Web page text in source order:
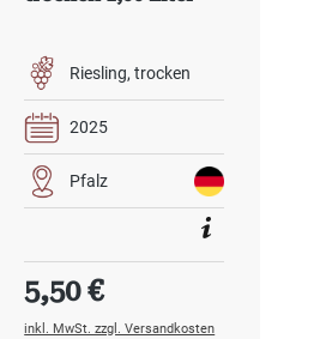
Riesling trocken
2025
Pfalz
Regulärer Preis:
5,50 €
inkl. MwSt. zzgl. Versandkosten